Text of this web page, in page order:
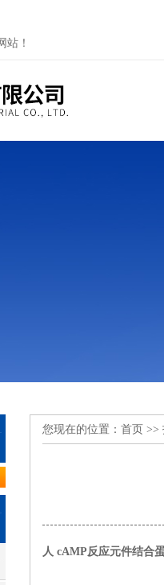
站！
您现在的位置： 首页 >>
人 cAMP反应元件结合